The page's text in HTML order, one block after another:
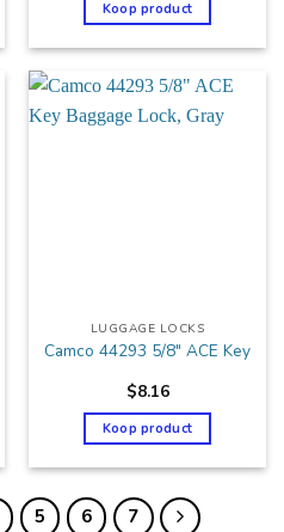
Koop product
LUGGAGE LOCKS
Camco 44293 5/8″ ACE Key
$8.16
Koop product
5 6 7